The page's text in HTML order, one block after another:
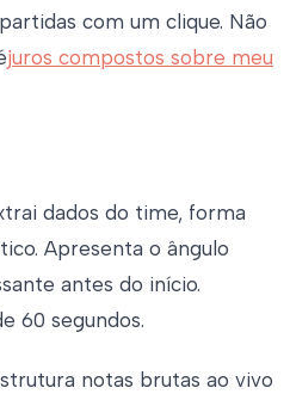
com um clique. Não
juros compostos sobre meu
dados do time, forma
Apresenta o ângulo
antes do início.
60 segundos.
notas brutas ao vivo